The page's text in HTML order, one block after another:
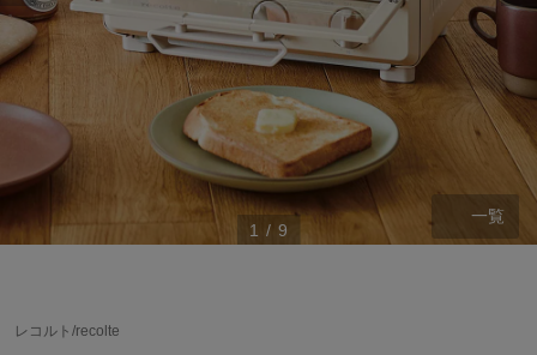
1 / 9
一覧
レコルト/recolte